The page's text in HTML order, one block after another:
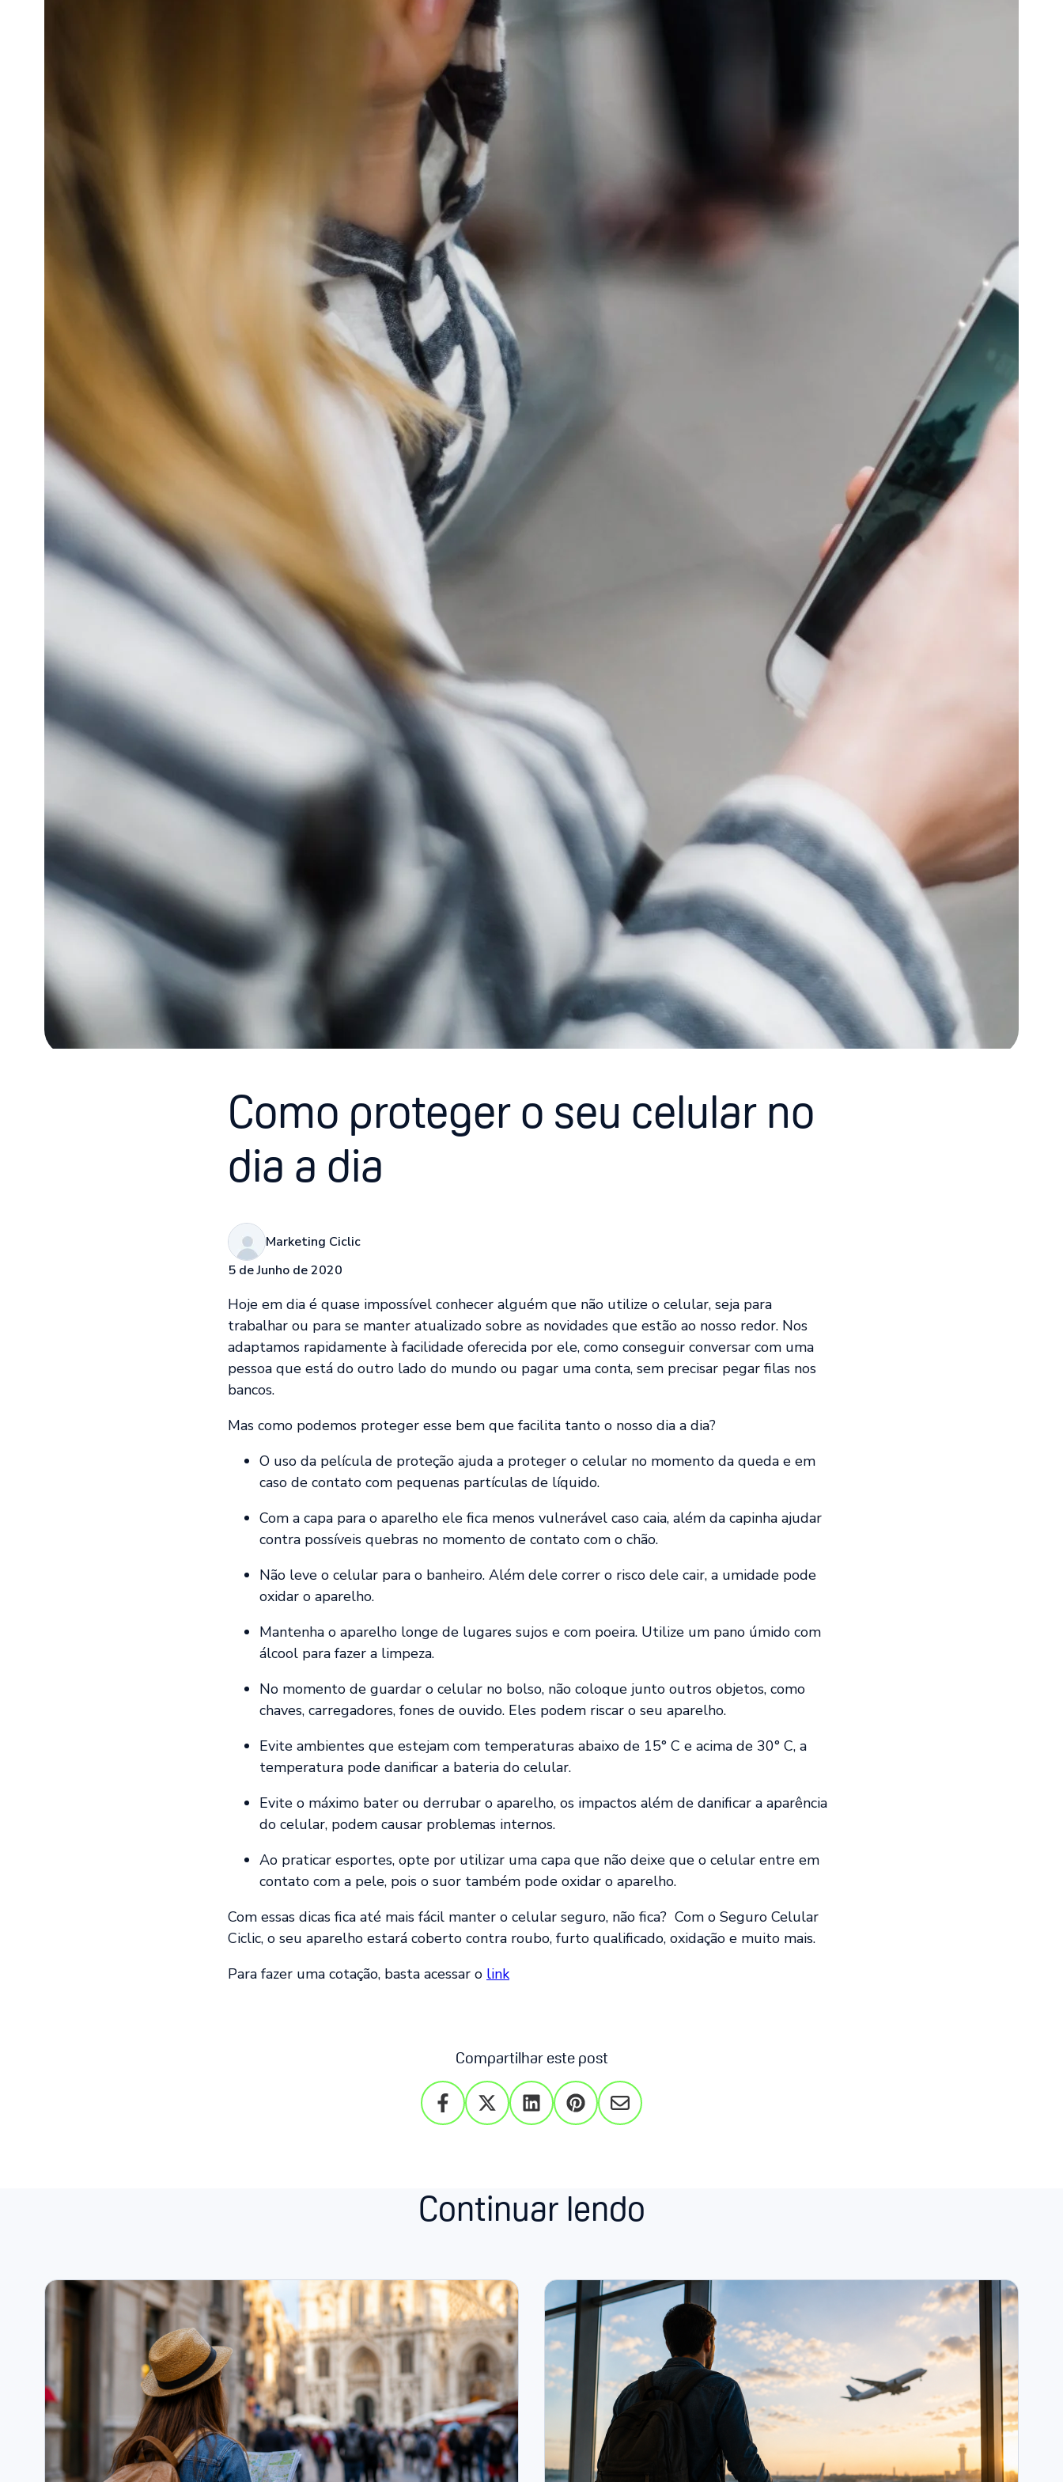
Como proteger o seu celular no
dia a dia
Marketing Ciclic
5 de Junho de 2020
Hoje em dia é quase impossível conhecer alguém que não utilize o celular, seja para
trabalhar ou para se manter atualizado sobre as novidades que estão ao nosso redor. Nos
adaptamos rapidamente à facilidade oferecida por ele, como conseguir conversar com uma
pessoa que está do outro lado do mundo ou pagar uma conta, sem precisar pegar filas nos
bancos.
Mas como podemos proteger esse bem que facilita tanto o nosso dia a dia?
O uso da película de proteção ajuda a proteger o celular no momento da queda e em
caso de contato com pequenas partículas de líquido.
Com a capa para o aparelho ele fica menos vulnerável caso caia, além da capinha ajudar
contra possíveis quebras no momento de contato com o chão.
Não leve o celular para o banheiro. Além dele correr o risco dele cair, a umidade pode
oxidar o aparelho.
Mantenha o aparelho longe de lugares sujos e com poeira. Utilize um pano úmido com
álcool para fazer a limpeza.
No momento de guardar o celular no bolso, não coloque junto outros objetos, como
chaves, carregadores, fones de ouvido. Eles podem riscar o seu aparelho.
Evite ambientes que estejam com temperaturas abaixo de 15° C e acima de 30° C, a
temperatura pode danificar a bateria do celular.
Evite o máximo bater ou derrubar o aparelho, os impactos além de danificar a aparência
do celular, podem causar problemas internos.
Ao praticar esportes, opte por utilizar uma capa que não deixe que o celular entre em
contato com a pele, pois o suor também pode oxidar o aparelho.
Com essas dicas fica até mais fácil manter o celular seguro, não fica? Com o Seguro Celular
Ciclic, o seu aparelho estará coberto contra roubo, furto qualificado, oxidação e muito mais.
Para fazer uma cotação, basta acessar o link
Compartilhar este post
Continuar lendo